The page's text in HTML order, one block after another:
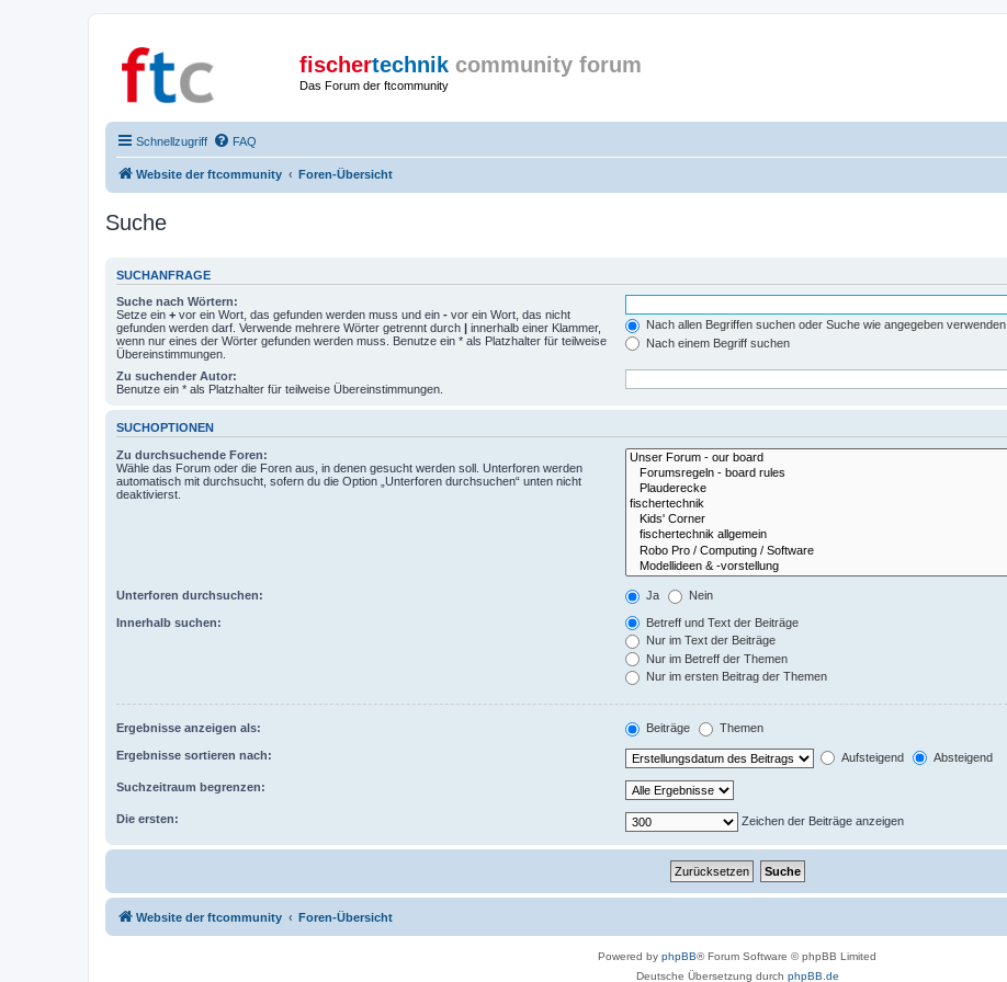
fischertechnik community forum
Das Forum der ftcommunity
Schnellzugriff FAQ
Website der ftcommunity Foren-Übersicht
Suche
SUCHANFRAGE
Suche nach Wörtern:
Setze ein + vor ein Wort, das gefunden werden muss und ein - vor ein Wort, das nicht
gefunden werden darf. Verwende mehrere Wörter getrennt durch | innerhalb einer Klammer,
wenn nur eines der Wörter gefunden werden muss. Benutze ein * als Platzhalter für teilweise
Übereinstimmungen.
Nach allen Begriffen suchen oder Suche wie angegeben verwenden
Nach einem Begriff suchen
Zu suchender Autor:
Benutze ein * als Platzhalter für teilweise Übereinstimmungen.
SUCHOPTIONEN
Zu durchsuchende Foren:
Wähle das Forum oder die Foren aus, in denen gesucht werden soll. Unterforen werden
automatisch mit durchsucht, sofern du die Option „Unterforen durchsuchen“ unten nicht
deaktivierst.
Unterforen durchsuchen: Ja Nein
Innerhalb suchen:
Betreff und Text der Beiträge
Nur im Text der Beiträge
Nur im Betreff der Themen
Nur im ersten Beitrag der Themen
Ergebnisse anzeigen als: Beiträge Themen
Ergebnisse sortieren nach: Aufsteigend Absteigend
Suchzeitraum begrenzen:
Die ersten: Zeichen der Beiträge anzeigen
Website der ftcommunity Foren-Übersicht
Powered by phpBB® Forum Software © phpBB Limited
Deutsche Übersetzung durch phpBB.de